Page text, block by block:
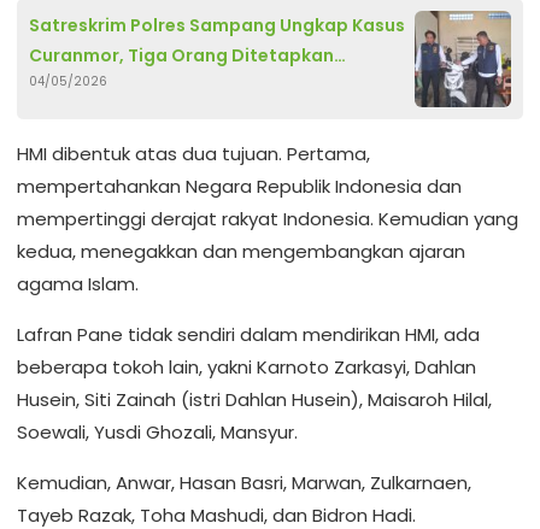
Satreskrim Polres Sampang Ungkap Kasus
Curanmor, Tiga Orang Ditetapkan
Tersangka
04/05/2026
HMI dibentuk atas dua tujuan. Pertama,
mempertahankan Negara Republik Indonesia dan
mempertinggi derajat rakyat Indonesia. Kemudian yang
kedua, menegakkan dan mengembangkan ajaran
agama Islam.
Lafran Pane tidak sendiri dalam mendirikan HMI, ada
beberapa tokoh lain, yakni Karnoto Zarkasyi, Dahlan
Husein, Siti Zainah (istri Dahlan Husein), Maisaroh Hilal,
Soewali, Yusdi Ghozali, Mansyur.
Kemudian, Anwar, Hasan Basri, Marwan, Zulkarnaen,
Tayeb Razak, Toha Mashudi, dan Bidron Hadi.